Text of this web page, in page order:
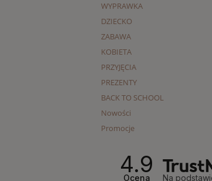
WYPRAWKA
DZIECKO
ZABAWA
KOBIETA
PRZYJĘCIA
PREZENTY
BACK TO SCHOOL
Nowości
Promocje
4.9
Ocena Na